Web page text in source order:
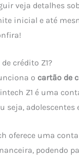
veja detalhes
inicial e até
crédito Z1?
o cartão de
Z1 é uma
seja, adolescentes
oferece uma
podendo